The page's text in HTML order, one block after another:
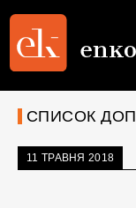
СПИСОК
11 ТРАВНЯ 2018